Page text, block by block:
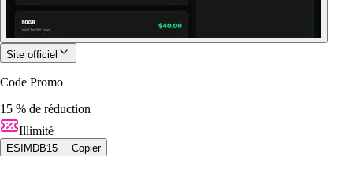
Site officiel
Code Promo
15 % de réduction
Illimité
ESIMDB15 Copier